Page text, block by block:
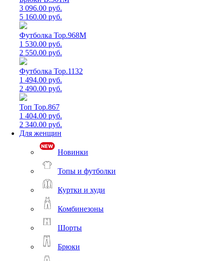
3 096.00 руб.
5 160.00 руб.
Футболка Top.968M
1 530.00 руб.
2 550.00 руб.
Футболка Top.1132
1 494.00 руб.
2 490.00 руб.
Топ Top.867
1 404.00 руб.
2 340.00 руб.
Для женщин
Новинки
Топы и футболки
Куртки и худи
Комбинезоны
Шорты
Брюки